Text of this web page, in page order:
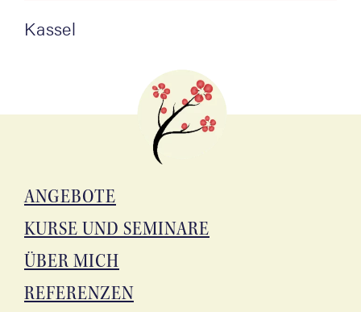
Kas­sel
ANGE­BO­TE
KUR­SE UND SEMINARE
ÜBER MICH
REFE­REN­ZEN